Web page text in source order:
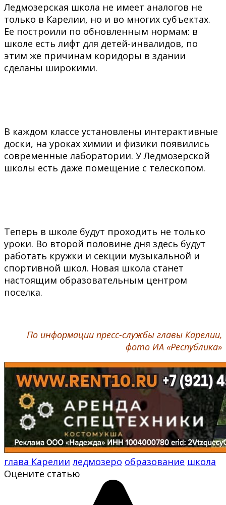
Ледмозерская школа не имеет аналогов не
только в Карелии, но и во многих субъектах.
Ее построили по обновленным нормам: в
школе есть лифт для детей-инвалидов, по
этим же причинам коридоры в здании
сделаны широкими.
В каждом классе установлены интерактивные
доски, на уроках химии и физики появились
современные лаборатории. У Ледмозерской
школы есть даже помещение с телескопом.
Теперь в школе будут проходить не только
уроки. Во второй половине дня здесь будут
работать кружки и секции музыкальной и
спортивной школ. Новая школа станет
настоящим образовательным центром
поселка.
По информации пресс-службы главы Карелии,
фото ИА «Республика»
глава Карелии ледмозеро образование школа
Оцените статью